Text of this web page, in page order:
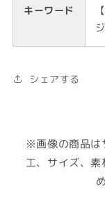
キーワード
シェアする
※画像の商品は
工、サイズ、